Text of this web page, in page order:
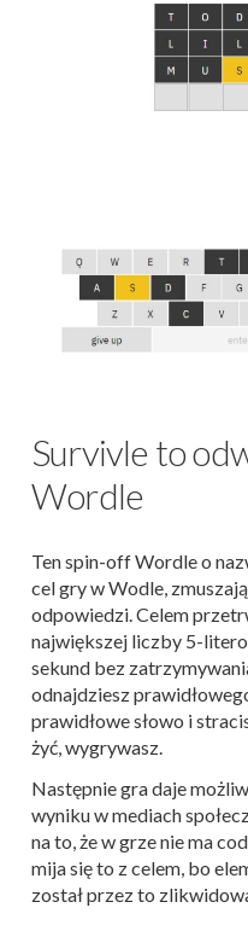
Survivle to
Wordle
Ten spin-off Wordle o
cel gry w Wodle,
odpowiedzi. Celem
największej liczby 5-
sekund bez
odnajdziesz
prawidłowe słowo i
żyć, wygrywasz.
Następnie gra daje
wyniku w mediach
na to, że w grze nie ma
mija się to z celem, bo
został przez to